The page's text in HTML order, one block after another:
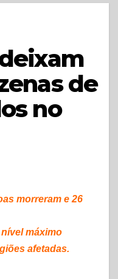
de
no
morreram e 26
máximo
afetadas.